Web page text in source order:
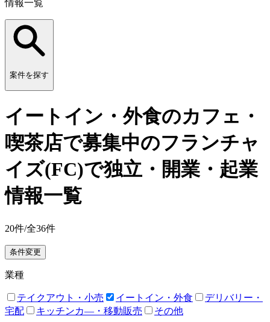
情報一覧
案件を探す
イートイン・外食のカフェ・
喫茶店で募集中のフランチャ
イズ(FC)で独立・開業・起業
情報一覧
20件/全36件
条件変更
業種
テイクアウト・小売 イートイン・外食
デリバリー・
宅配
キッチンカ―・移動販売 その他